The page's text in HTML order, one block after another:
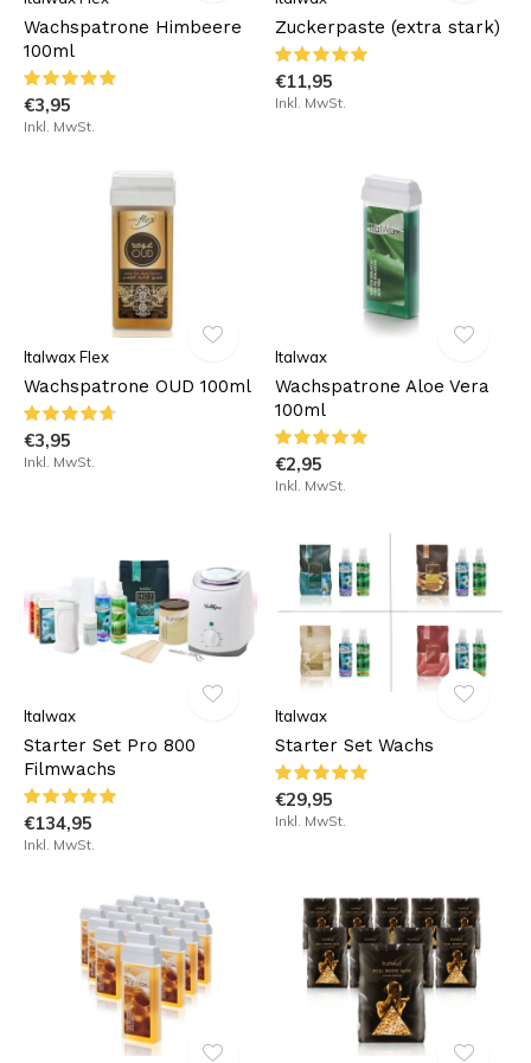
Wachspatrone Himbeere
100ml
€3,95
Inkl. MwSt.
Zuckerpaste (extra stark)
€11,95
Inkl. MwSt.
Italwax Flex
Wachspatrone OUD 100ml
€3,95
Inkl. MwSt.
Italwax
Wachspatrone Aloe Vera
100ml
€2,95
Inkl. MwSt.
Italwax
Starter Set Pro 800
Filmwachs
€134,95
Inkl. MwSt.
Italwax
Starter Set Wachs
€29,95
Inkl. MwSt.